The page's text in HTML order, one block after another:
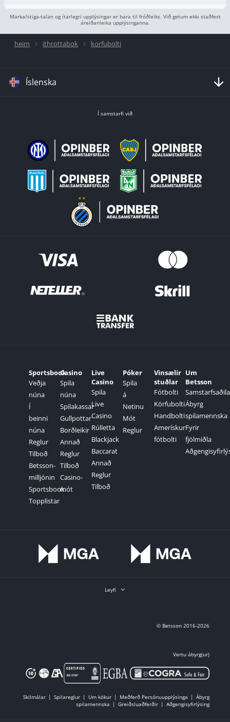
Marka/stiga-talan og ítarlegri upplýsingar er bara til fróðleiks. Við getum ekki staðfest
áreiðanleika upplýsinganna.
heim ithrottabok korfubolti
Íslenska
Í samstarfi við
Sportsbook
Veðja
núna
Í
beinni
núna
Reglur
Tilboð
Betsson-
milljónin
Sportsbook
Topplistar
Casino
Spila
núna
Spilakassar
Gullpottar
Borðleikir
Annað
Reglur
Tilboð
Casino-
mót
Live
Casino
Spila
Live
Casino
Rúlletta
Blackjack
Baccarat
Annað
Reglur
Tilboð
Póker
Spila
á
Netinu
Mót
Reglur
Vinsælir
stuðlar
Fótbolti
Körfubolti
Handbolti
Amerískur
fótbolti
Um
Betsson
Ábyrg
spilamennska
Fyrir
fjölmiðla
Leyfi
© Betsson 2016-2026
Vertu ábyrg(ur)
Skilmálar Spilareglur Um kökur Meðferð Persónuupplýsinga
Ábyrg
spilamennska
Greiðsluaðferðir Aðgengisyfirlýsing